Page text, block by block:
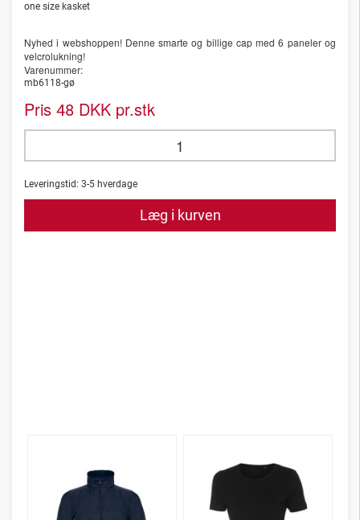
one size kasket
Nyhed i webshoppen! Denne smarte og billige cap med 6 paneler og
velcrolukning!
Varenummer:
mb6118-gø
Pris 48 DKK pr.stk
Leveringstid: 3-5 hverdage
Læg i kurven